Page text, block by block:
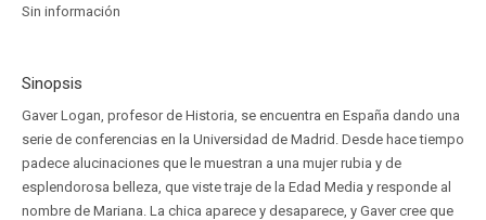
Sin información
Sinopsis
Gaver Logan, profesor de Historia, se encuentra en España dando una
serie de conferencias en la Universidad de Madrid. Desde hace tiempo
padece alucinaciones que le muestran a una mujer rubia y de
esplendorosa belleza, que viste traje de la Edad Media y responde al
nombre de Mariana. La chica aparece y desaparece, y Gaver cree que